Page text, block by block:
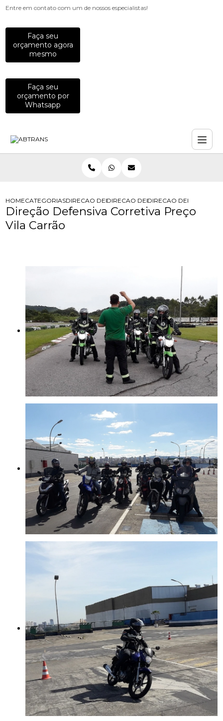
Entre em contato com um de nossos especialistas!
Faça seu
orçamento agora
mesmo
Faça seu
orçamento por
Whatsapp
HOMECATEGORIASDIRECAO DEFENSIVADIRECAO DEFENSIVA CORRETIVA
DIRECAO DEFENSIVA
Direção Defensiva Corretiva Preço
Vila Carrão